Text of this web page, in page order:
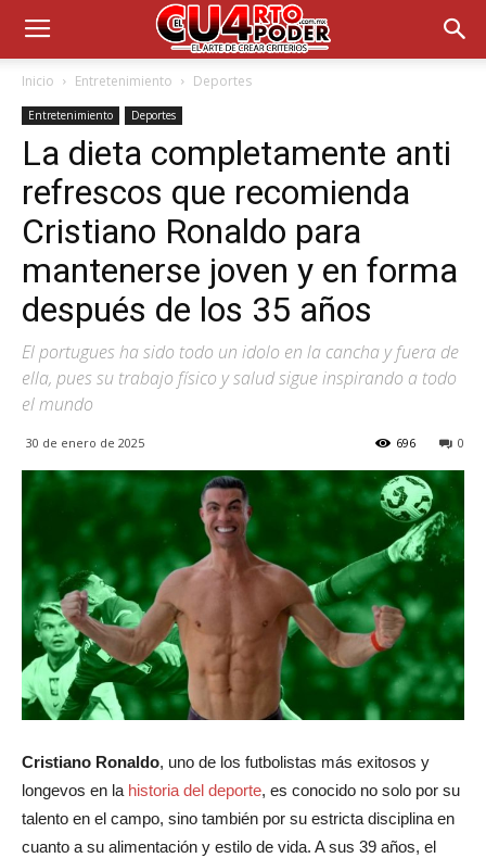
Inicio Entretenimiento Deportes
Entretenimiento Deportes
La dieta completamente anti
refrescos que recomienda
Cristiano Ronaldo para
mantenerse joven y en forma
después de los 35 años
El portugues ha sido todo un idolo en la cancha y fuera de
ella, pues su trabajo físico y salud sigue inspirando a todo
el mundo
30 de enero de 2025 0
696
Cristiano Ronaldo, uno de los futbolistas más exitosos y
longevos en la historia del deporte, es conocido no solo por su
talento en el campo, sino también por su estricta disciplina en
cuanto a su alimentación y estilo de vida. A sus 39 años, el